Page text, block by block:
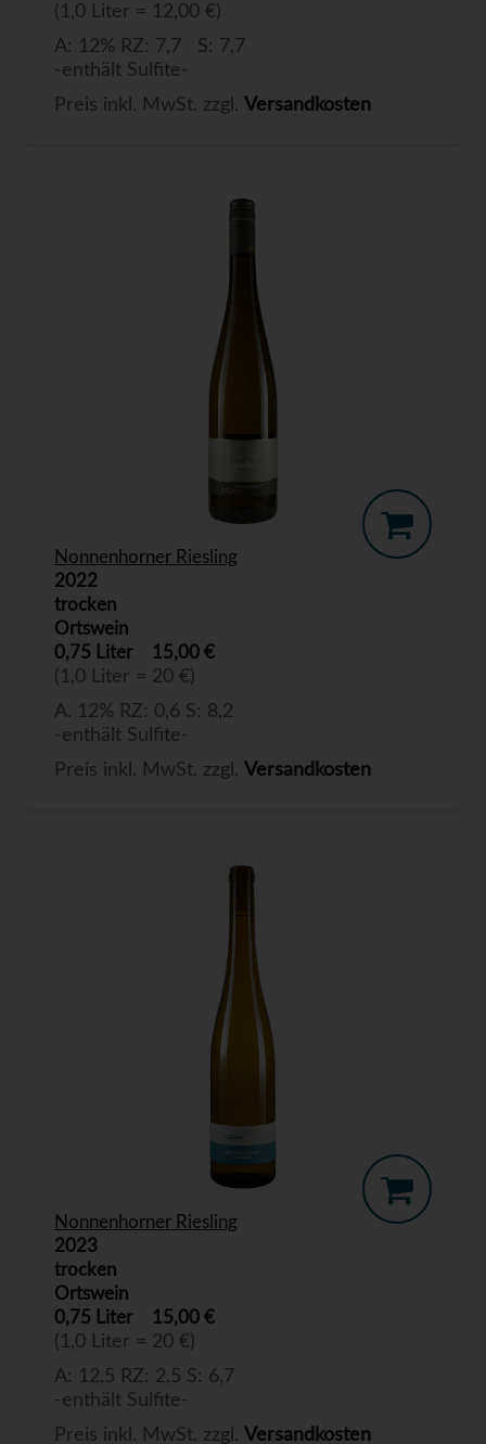
(1,0 Liter = 12,00 €)
A: 12% RZ: 7,7 S: 7,7
-enthält Sulfite-
Preis inkl. MwSt. zzgl. Versandkosten
Nonnenhorner Riesling
2022
trocken
Ortswein
0,75 Liter
15,00 €
(1,0 Liter = 20 €)
A. 12% RZ: 0,6 S: 8,2
-enthält Sulfite-
Preis inkl. MwSt. zzgl. Versandkosten
Nonnenhorner Riesling
2023
trocken
Ortswein
0,75 Liter
15,00 €
(1,0 Liter = 20 €)
A: 12,5 RZ: 2,5 S: 6,7
-enthält Sulfite-
Preis inkl. MwSt. zzgl. Versandkosten